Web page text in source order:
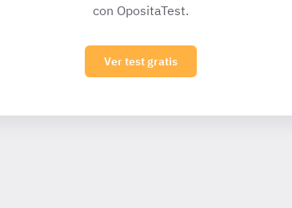
con OpositaTest.
Ver test gratis